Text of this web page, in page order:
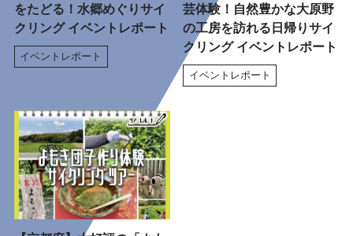
をたどる！水郷めぐりサイ
クリング イベントレポート
イベントレポート
芸体験！自然豊かな大原野
の工房を訪れる日帰りサイ
クリング イベントレポート
イベントレポート